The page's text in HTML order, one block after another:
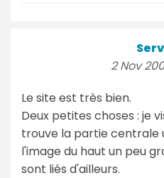
2 Nov
Le site est très bien.
Deux petites choses : je
trouve la partie centrale
l'image du haut un peu
sont liés d'ailleurs.